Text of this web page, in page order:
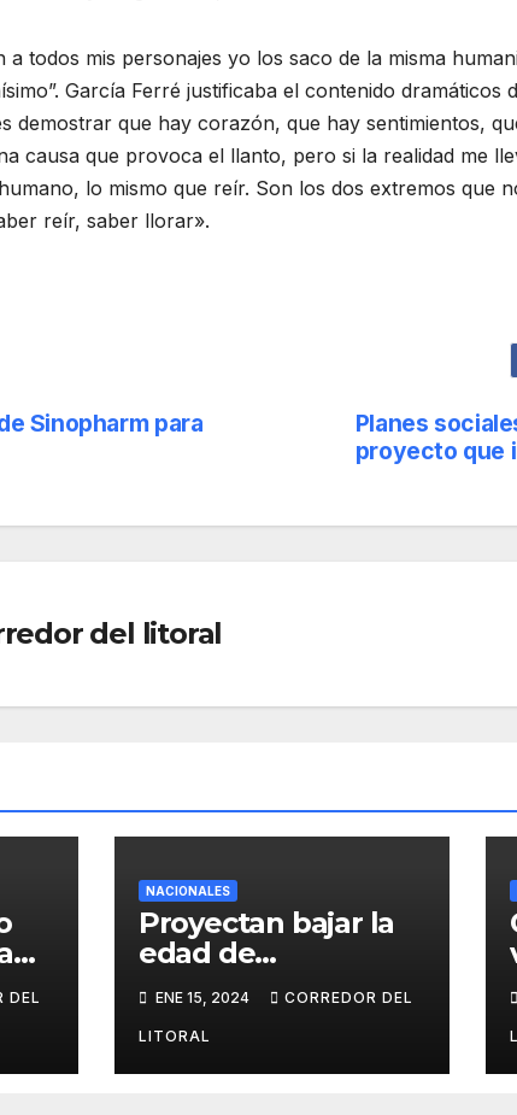
a todos mis personajes yo los saco de la misma
García Ferré justificaba el contenido dramáticos
demostrar que hay corazón, que hay sentimientos,
causa que provoca el llanto, pero si la realidad me
lo mismo que reír. Son los dos extremos que
reír, saber llorar».
Planes
proyecto que
Sinopharm para
del litoral
DEL
NACIONALES
Proyectan bajar la
edad de
años para todo tipo
de delitos
ENE 15, 2024 CORREDOR DEL
LITORAL